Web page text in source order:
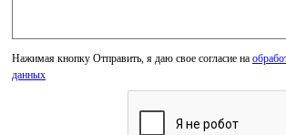
Нажимая кнопку Отправить, я даю свое согласие на
данных